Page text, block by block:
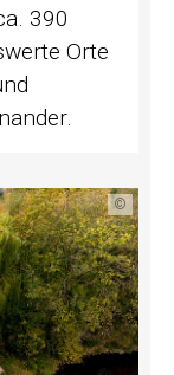
390
Orte
©